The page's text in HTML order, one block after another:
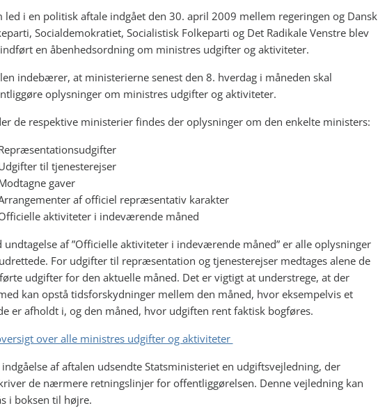
led i en politisk aftale indgået den 30. april 2009 mellem regeringen og Dansk
Socialdemokratiet, Socialistisk Folkeparti og Det Radikale Venstre blev
en åbenhedsordning om ministres udgifter og aktiviteter.
indebærer, at ministerierne senest den 8. hverdag i måneden skal
oplysninger om ministres udgifter og aktiviteter.
de respektive ministerier findes der oplysninger om den enkelte ministers:
til tjenesterejser
gaver
af officiel repræsentativ karakter
aktiviteter i indeværende måned
undtagelse af ”Officielle aktiviteter i indeværende måned” er alle oplysninger
For udgifter til repræsentation og tjenesterejser medtages alene de
udgifter for den aktuelle måned. Det er vigtigt at understrege, at der
kan opstå tidsforskydninger mellem den måned, hvor eksempelvis et
er afholdt i, og den måned, hvor udgiften rent faktisk bogføres.
over alle ministres udgifter og aktiviteter
indgåelse af aftalen udsendte Statsministeriet en udgiftsvejledning, der
de nærmere retningslinjer for offentliggørelsen. Denne vejledning kan
i boksen til højre.